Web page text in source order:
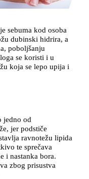
sebuma kod osoba
dubinski hidrira, a
poboljšanju
se koristi i u
koja se lepo upija i
jedno od
jer podstiče
ravnotežu lipida
te sprečava
i nastanka bora.
zbog prisustva